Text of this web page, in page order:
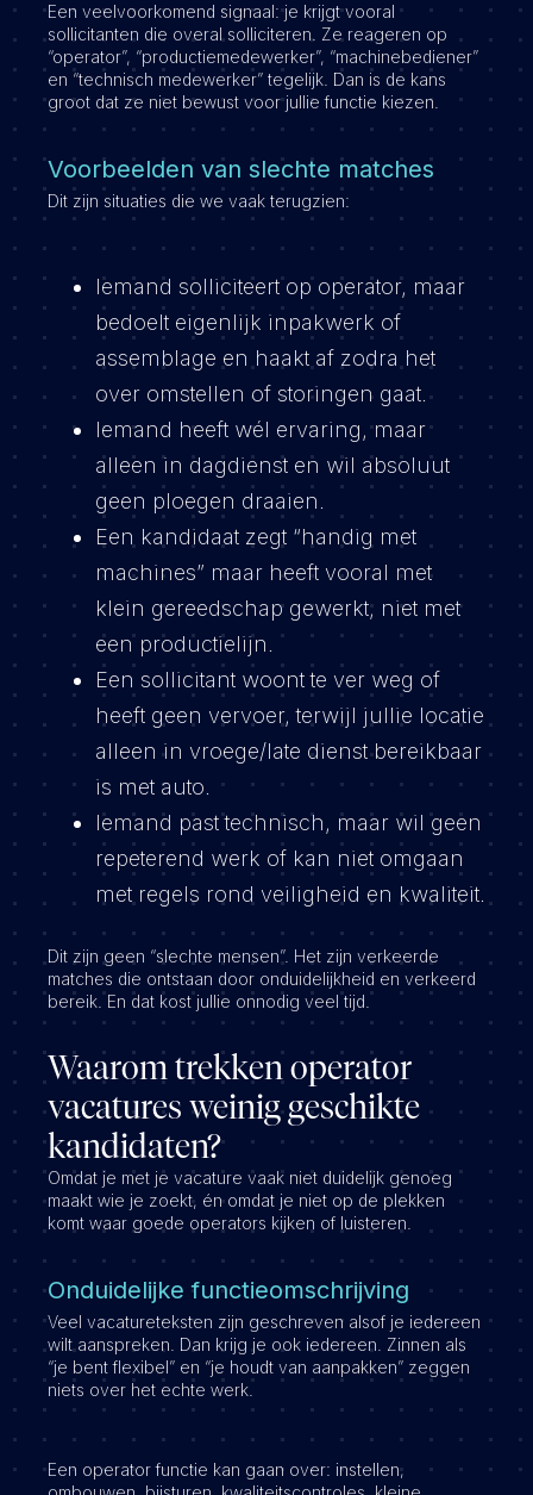
Een veelvoorkomend signaal: je krijgt vooral
sollicitanten die overal solliciteren. Ze reageren op
“operator”, “productiemedewerker”, “machinebediener”
en “technisch medewerker” tegelijk. Dan is de kans
groot dat ze niet bewust voor jullie functie kiezen.
Voorbeelden van slechte matches
Dit zijn situaties die we vaak terugzien:
Iemand solliciteert op operator, maar
bedoelt eigenlijk inpakwerk of
assemblage en haakt af zodra het
over omstellen of storingen gaat.
Iemand heeft wél ervaring, maar
alleen in dagdienst en wil absoluut
geen ploegen draaien.
Een kandidaat zegt “handig met
machines” maar heeft vooral met
klein gereedschap gewerkt, niet met
een productielijn.
Een sollicitant woont te ver weg of
heeft geen vervoer, terwijl jullie locatie
alleen in vroege/late dienst bereikbaar
is met auto.
Iemand past technisch, maar wil geen
repeterend werk of kan niet omgaan
met regels rond veiligheid en kwaliteit.
Dit zijn geen “slechte mensen”. Het zijn verkeerde
matches die ontstaan door onduidelijkheid en verkeerd
bereik. En dat kost jullie onnodig veel tijd.
Waarom trekken operator
vacatures weinig geschikte
kandidaten?
Omdat je met je vacature vaak niet duidelijk genoeg
maakt wie je zoekt, én omdat je niet op de plekken
komt waar goede operators kijken of luisteren.
Onduidelijke functieomschrijving
Veel vacatureteksten zijn geschreven alsof je iedereen
wilt aanspreken. Dan krijg je ook iedereen. Zinnen als
“je bent flexibel” en “je houdt van aanpakken” zeggen
niets over het echte werk.
Een operator functie kan gaan over: instellen,